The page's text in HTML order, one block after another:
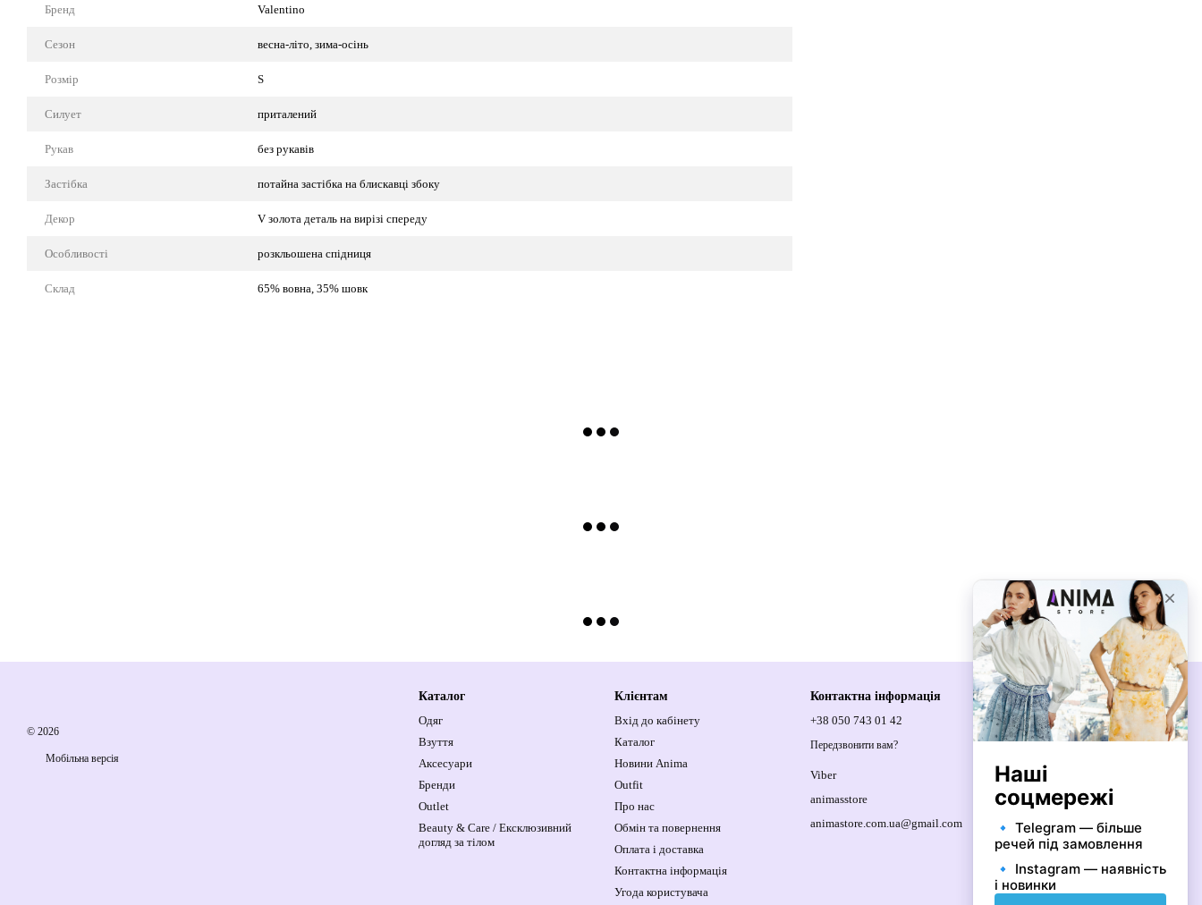
Бренд Valentino
Сезон весна-літо, зима-осінь
Розмір S
Силует приталений
Рукав без рукавів
Застібка потайна застібка на блискавці збоку
Декор V золота деталь на вирізі спереду
Особливості розкльошена спідниця
Склад 65% вовна, 35% шовк
© 2026
Мобільна версія
Каталог
Одяг
Взуття
Аксесуари
Бренди
Outlet
Beauty & Care / Ексклюзивний
догляд за тілом
Клієнтам
Вхід до кабінету
Каталог
Новини Anima
Outfit
Про нас
Обмін та повернення
Оплата і доставка
Контактна інформація
Угода користувача
Контактна інформація
+38 050 743 01 42
Передзвонити вам?
Viber
animasstore
animastore.com.ua@gmail.com
Спортивна площа, 1, м.Київ, 01021,
Україна